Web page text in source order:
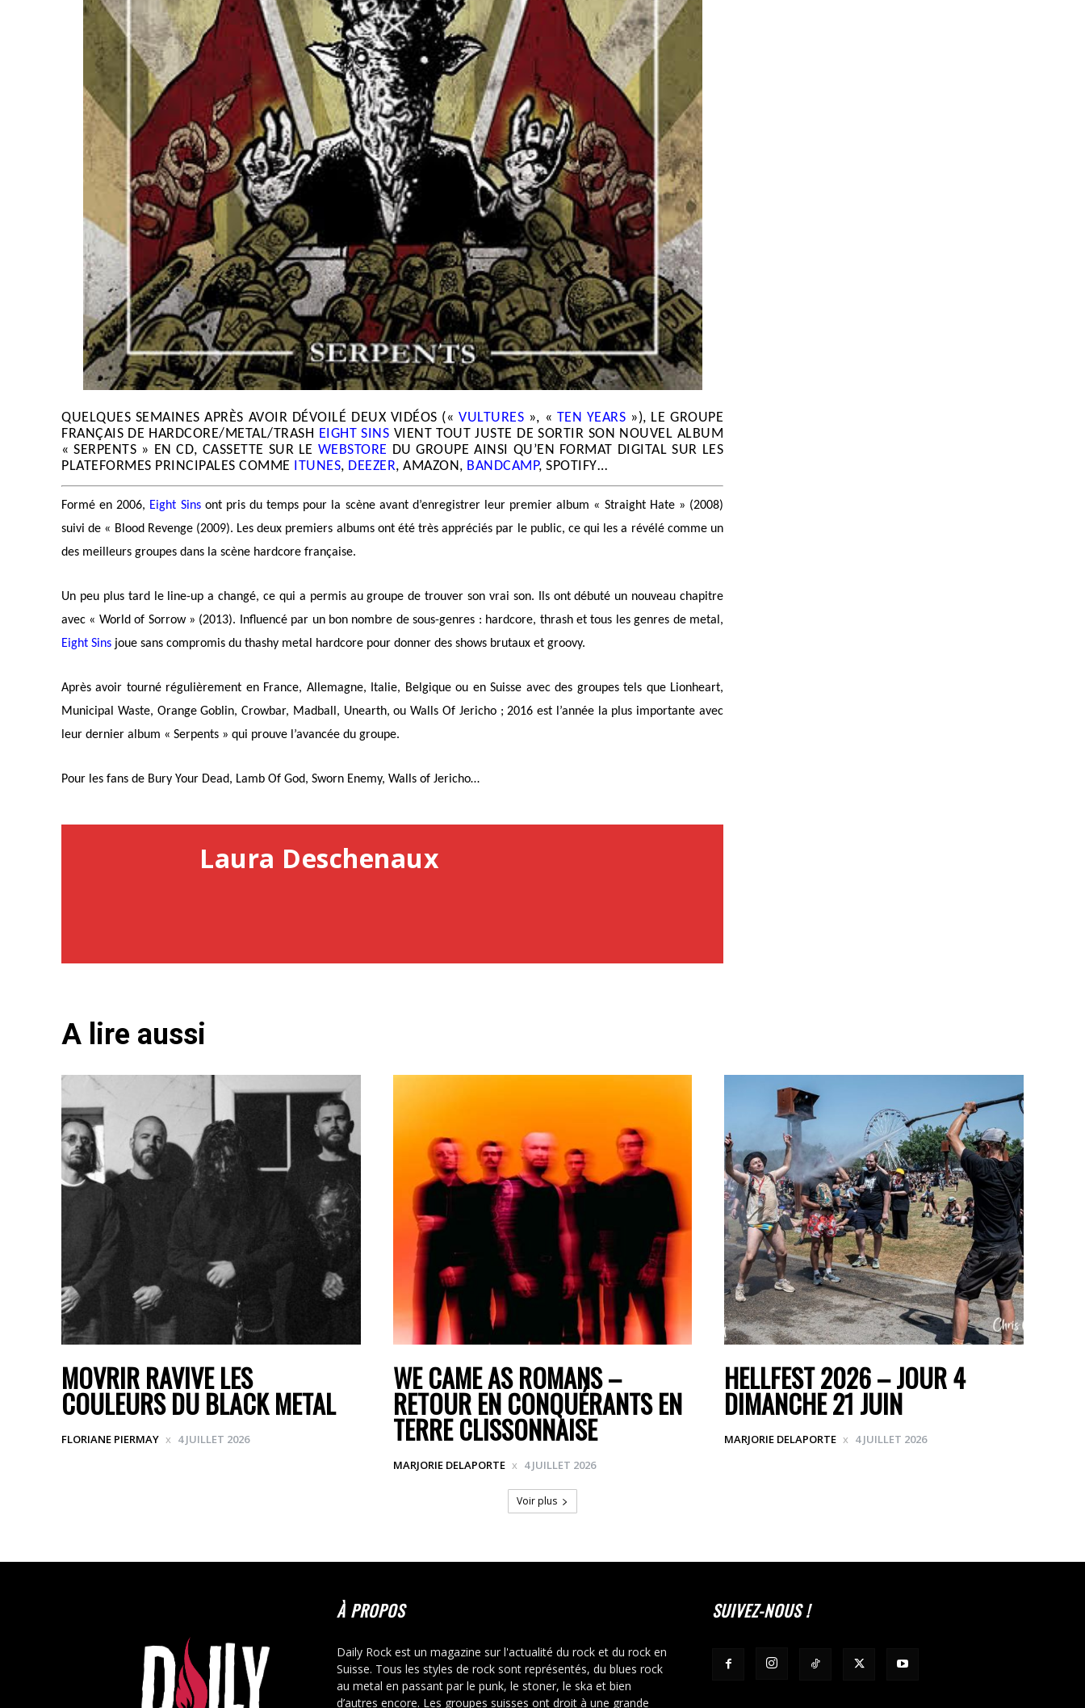
QUELQUES SEMAINES APRÈS AVOIR DÉVOILÉ DEUX VIDÉOS («VULTURES », « TEN YEARS »), LE GROUPE
FRANÇAIS DE HARDCORE/METAL/TRASH EIGHT SINS VIENT TOUT JUSTE DE SORTIR SON NOUVEL ALBUM
« SERPENTS » EN CD, CASSETTE SUR LE WEBSTORE DU GROUPE AINSI QU’EN FORMAT DIGITAL SUR LES
PLATEFORMES PRINCIPALES COMME ITUNES, DEEZER, AMAZON, BANDCAMP, SPOTIFY…
Formé en 2006, Eight Sinsont pris du temps pour la scène avant d’enregistrer leur premier album « Straight Hate » (2008)
suivi de « Blood Revenge (2009). Les deux premiers albums ont été très appréciés par le public, ce qui les a révélé comme un
des meilleurs groupes dans la scène hardcore française.
Un peu plus tard le line-up a changé, ce qui a permis au groupe de trouver son vrai son. Ils ont débuté un nouveau chapitre
avec « World of Sorrow » (2013). Influencé par un bon nombre de sous-genres : hardcore, thrash et tous les genres de metal,
Eight Sins joue sans compromis du thashy metal hardcore pour donner des shows brutaux et groovy.
Après avoir tourné régulièrement en France, Allemagne, Italie, Belgique ou en Suisse avec des groupes tels que Lionheart,
Municipal Waste, Orange Goblin, Crowbar, Madball, Unearth, ou Walls Of Jericho ; 2016 est l’année la plus importante avec
leur dernier album « Serpents » qui prouve l’avancée du groupe.
Pour les fans de Bury Your Dead, Lamb Of God, Sworn Enemy, Walls of Jericho…
Laura Deschenaux
A lire aussi
MOVRIR RAVIVE LES
COULEURS DU BLACK METAL
FLORIANE PIERMAY 4 JUILLET 2026
WE CAME AS ROMANS –
RETOUR EN CONQUÉRANTS EN
TERRE CLISSONNAISE
MARJORIE DELAPORTE 4 JUILLET 2026
HELLFEST 2026 – JOUR 4
DIMANCHE 21 JUIN
MARJORIE DELAPORTE 4 JUILLET 2026
Voir plus
À PROPOS
Daily Rock est un magazine sur l'actualité du rock et du rock en
Suisse. Tous les styles de rock sont représentés, du blues rock
au metal en passant par le punk, le stoner, le ska et bien
d’autres encore. Les groupes suisses ont droit à une grande
SUIVEZ-NOUS !